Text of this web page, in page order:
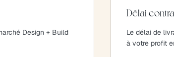
Design + Build
Délai
Le délai de
à votre profit